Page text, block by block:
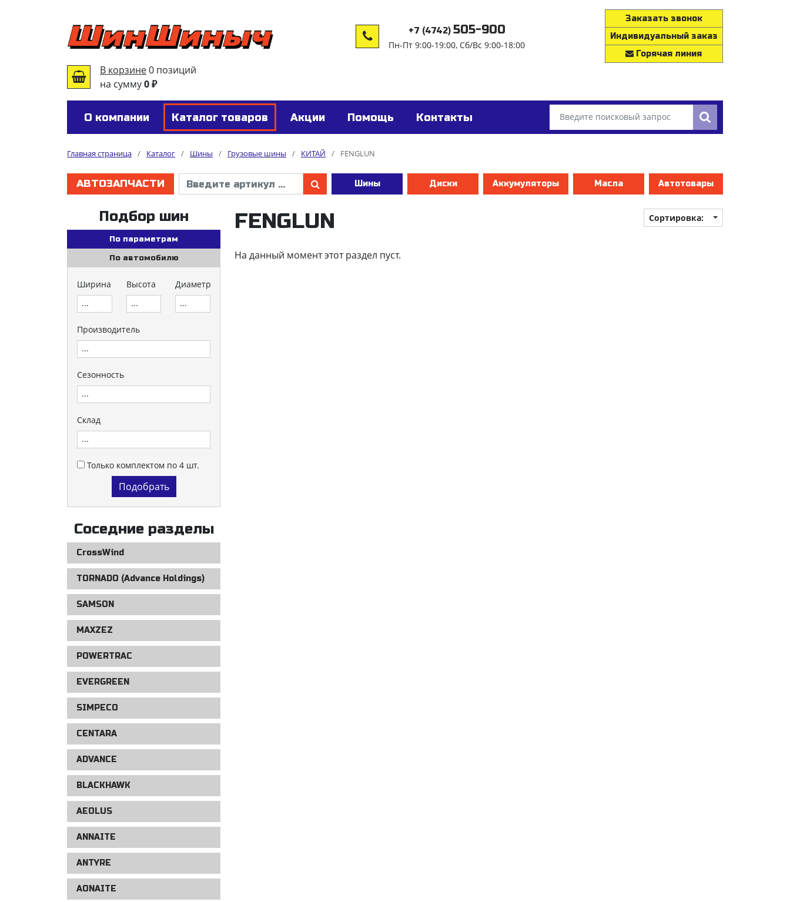
В корзине0 позиций
на сумму0 ₽
+7 (4742) 505-900
Пн-Пт 9:00-19:00, Сб/Вс 9:00-18:00
Заказать звонок
Индивидуальный заказ
Горячая линия
О компании Каталог товаров Акции Помощь Контакты
Главная страница / Каталог / Шины / Грузовые шины / КИТАЙ / FENGLUN
АВТОЗАПЧАСТИ Шины Диски Аккумуляторы Масла Автотовары
Подбор шин
По параметрам
По автомобилю
Ширина Высота Диаметр
Производитель
Сезонность
Склад
Только комплектом по 4 шт.
Соседние разделы
CrossWind
TORNADO (Advance Holdings)
SAMSON
MAXZEZ
POWERTRAC
EVERGREEN
SIMPECO
CENTARA
ADVANCE
BLACKHAWK
AEOLUS
ANNAITE
ANTYRE
AONAITE
FENGLUN Сортировка:
На данный момент этот раздел пуст.